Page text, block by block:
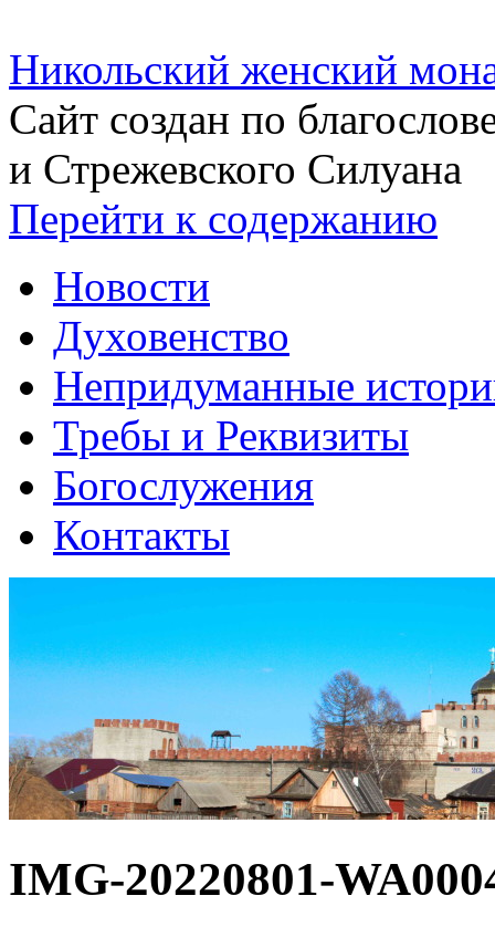
Никольский женский
Сайт создан по
и Стрежевского Силуана
Перейти к содержанию
Новости
Духовенство
Непридуманные
Требы и Реквизиты
Богослужения
Контакты
IMG-20220801-